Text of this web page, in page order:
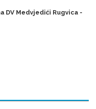
DV Medvjedići Rugvica -